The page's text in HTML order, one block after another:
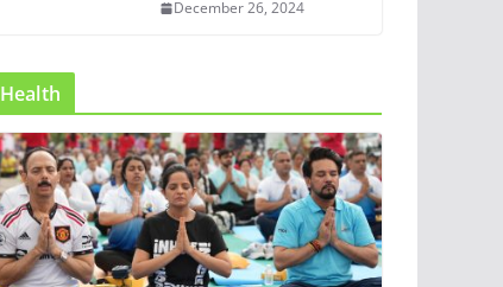
December 26, 2024
Health